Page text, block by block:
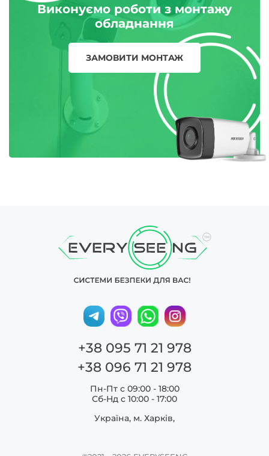
Виконуємо роботи з монтажу
обладнання
ЗАМОВИТИ МОНТАЖ
+38 095 71 21 978
+38 096 71 21 978
Пн-Пт с 09:00 - 18:00
Сб-Нд c 10:00 - 17:00
Україна, м. Харків,